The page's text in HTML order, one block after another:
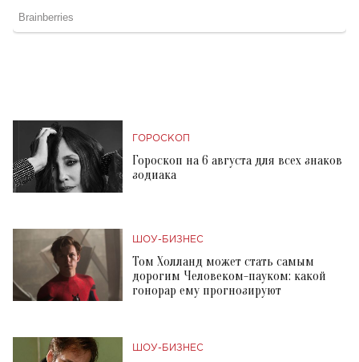
ГОРОСКОП
Гороскоп на 6 августа для всех знаков
зодиака
ШОУ-БИЗНЕС
Том Холланд может стать самым
дорогим Человеком-пауком: какой
гонорар ему прогнозируют
ШОУ-БИЗНЕС